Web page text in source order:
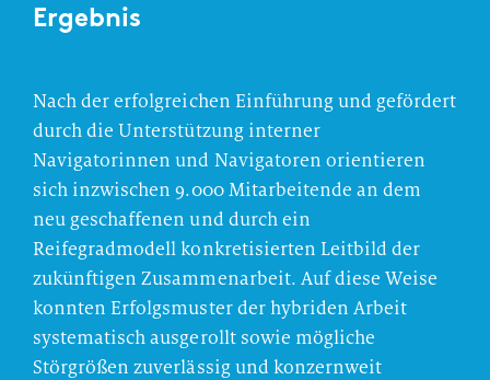
Ergebnis
Nach der erfolgreichen Einführung und gefördert
durch die Unterstützung interner
Navigatorinnen und Navigatoren orientieren
sich inzwischen 9.000 Mitarbeitende an dem
neu geschaffenen und durch ein
Reifegradmodell konkretisierten Leitbild der
zukünftigen Zusammenarbeit. Auf diese Weise
konnten Erfolgsmuster der hybriden Arbeit
systematisch ausgerollt sowie mögliche
Störgrößen zuverlässig und konzernweit